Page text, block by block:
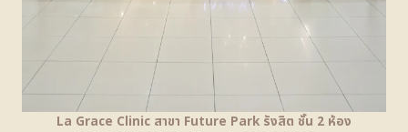
La Grace Clinic สาขา Future Park รังสิต ชั้น 2 ห้อง